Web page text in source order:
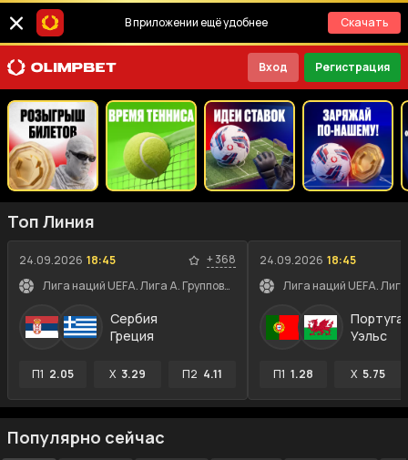
В приложении ещё удобнее Скачать
Вход Регистрация
Топ Линия
24.09.2026 18:45 +368
Лига наций UEFA. Лига A. Групповой этап
Сербия
Греция
П1 2.05 X 3.29 П2 4.11
24.09.2026 18:45
Уэльс
П1 1.28 X 5.75
Популярно сейчас